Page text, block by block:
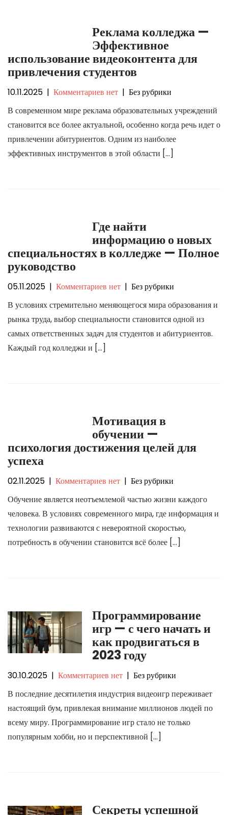
Реклама колледжа —
Эффективное
использование видеоконтента для
привлечения студентов
10.11.2025 | Комментариев нет | Без рубрики
В современном мире реклама образовательных учреждений
становится все более актуальной, особенно когда речь идет о
привлечении абитуриентов. Одним из наиболее
эффективных инструментов в этой области […]
Где найти
информацию о новых
специальностях в колледже — Полное
руководство
05.11.2025 | Комментариев нет | Без рубрики
В условиях стремительно меняющегося мира образования и
рынка труда, выбор специальности становится одной из
самых ответственных задач для студентов и абитуриентов.
Каждый год колледжи и […]
Мотивация в
обучении —
психология достижения целей для
успеха
02.11.2025 | Комментариев нет | Без рубрики
Обучение является неотъемлемой частью жизни каждого
человека. В условиях современного мира, где информация и
технологии развиваются с невероятной скоростью,
потребность в обучении становится всё более […]
Программирование
игр — с чего начать и
как продвигаться в
2023 году
30.10.2025 | Комментариев нет | Без рубрики
В последние десятилетия индустрия видеоигр переживает
настоящий бум, привлекая внимание миллионов людей по
всему миру. Программирование игр стало не только
популярным хобби, но и перспективной […]
Секреты успешной